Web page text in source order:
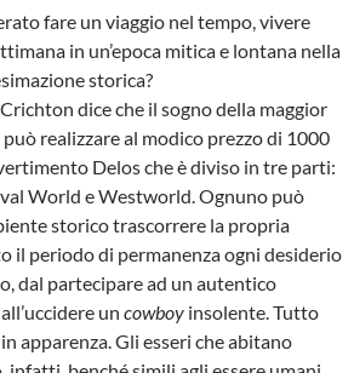
fare un viaggio nel tempo, vivere
in un’epoca mitica e lontana nella
storica?
dice che il sogno della maggior
realizzare al modico prezzo di 1000
Delos che è diviso in tre parti:
World e Westworld. Ognuno può
storico trascorrere la propria
il periodo di permanenza ogni desiderio
dal partecipare ad un autentico
un cowboy insolente. Tutto
apparenza. Gli esseri che abitano